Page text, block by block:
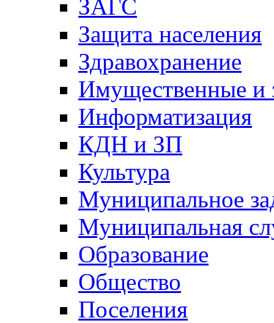
ЗАГС
Защита населения
Здравохранение
Имущественные и
Информатизация
КДН и ЗП
Культура
Муниципальное
Муниципальная
Образование
Общество
Поселения